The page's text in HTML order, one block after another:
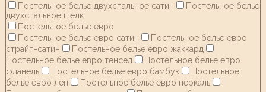
Постельное белье двухспальное сатин
Постельное белье
двухспальное шелк
Постельное белье евро
Постельное белье евро сатин
Постельное белье евро
страйп-сатин
Постельное белье евро жаккард
Постельное белье евро тенсел
Постельное белье евро
фланель
Постельное белье евро бамбук
Постельное
белье евро лен
Постельное белье евро перкаль